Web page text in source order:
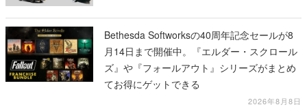
Bethesda Softworksの40周年記念セールが8
月14日まで開催中。『エルダー・スクロール
ズ』や『フォールアウト』シリーズがまとめ
てお得にゲットできる
2026年8月8日